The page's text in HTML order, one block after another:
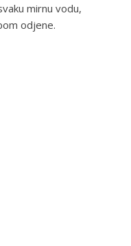
mirnu vodu,
odjene.